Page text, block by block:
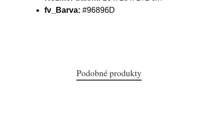
fv_Barva: #96896D
Podobné produkty